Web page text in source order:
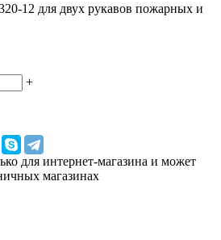
12 для двух рукавов пожарных и
+
для интернет-магазина и может
магазинах